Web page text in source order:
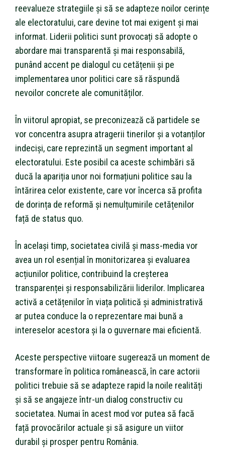
reevalueze strategiile și să se adapteze noilor cerințe
ale electoratului, care devine tot mai exigent și mai
informat. Liderii politici sunt provocați să adopte o
abordare mai transparentă și mai responsabilă,
punând accent pe dialogul cu cetățenii și pe
implementarea unor politici care să răspundă
nevoilor concrete ale comunităților.
În viitorul apropiat, se preconizează că partidele se
vor concentra asupra atragerii tinerilor și a votanților
indeciși, care reprezintă un segment important al
electoratului. Este posibil ca aceste schimbări să
ducă la apariția unor noi formațiuni politice sau la
întărirea celor existente, care vor încerca să profita
de dorința de reformă și nemulțumirile cetățenilor
față de status quo.
În același timp, societatea civilă și mass-media vor
avea un rol esențial în monitorizarea și evaluarea
acțiunilor politice, contribuind la creșterea
transparenței și responsabilizării liderilor. Implicarea
activă a cetățenilor în viața politică și administrativă
ar putea conduce la o reprezentare mai bună a
intereselor acestora și la o guvernare mai eficientă.
Aceste perspective viitoare sugerează un moment de
transformare în politica românească, în care actorii
politici trebuie să se adapteze rapid la noile realități
și să se angajeze într-un dialog constructiv cu
societatea. Numai în acest mod vor putea să facă
față provocărilor actuale și să asigure un viitor
durabil și prosper pentru România.